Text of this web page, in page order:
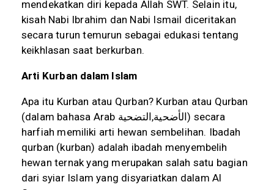
mendekatkan diri kepada Allah SWT. Selain itu,
kisah Nabi Ibrahim dan Nabi Ismail diceritakan
secara turun temurun sebagai edukasi tentang
keikhlasan saat berkurban.
Arti Kurban dalam Islam
Apa itu Kurban atau Qurban? Kurban atau Qurban
(dalam bahasa Arab
الأضحية,التضحية
) secara
harfiah memiliki arti hewan sembelihan. Ibadah
qurban (kurban) adalah ibadah menyembelih
hewan ternak yang merupakan salah satu bagian
dari syiar Islam yang disyariatkan dalam Al